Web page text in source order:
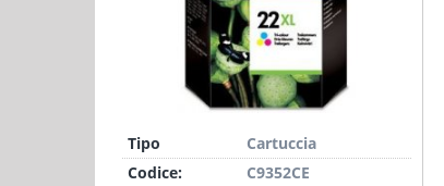
Tipo
Cartuccia
Codice:
C9352CE